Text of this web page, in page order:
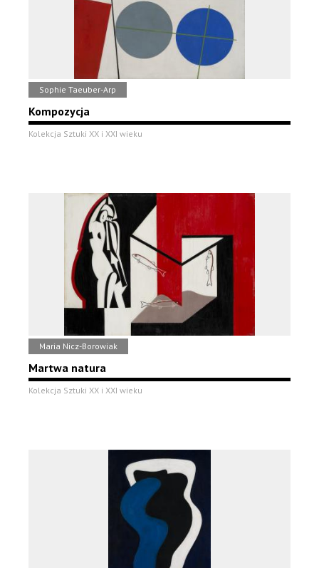
Sophie Taeuber-Arp
Kompozycja
Kolekcja Sztuki XX i XXI wieku
Maria Nicz-Borowiak
Martwa natura
Kolekcja Sztuki XX i XXI wieku